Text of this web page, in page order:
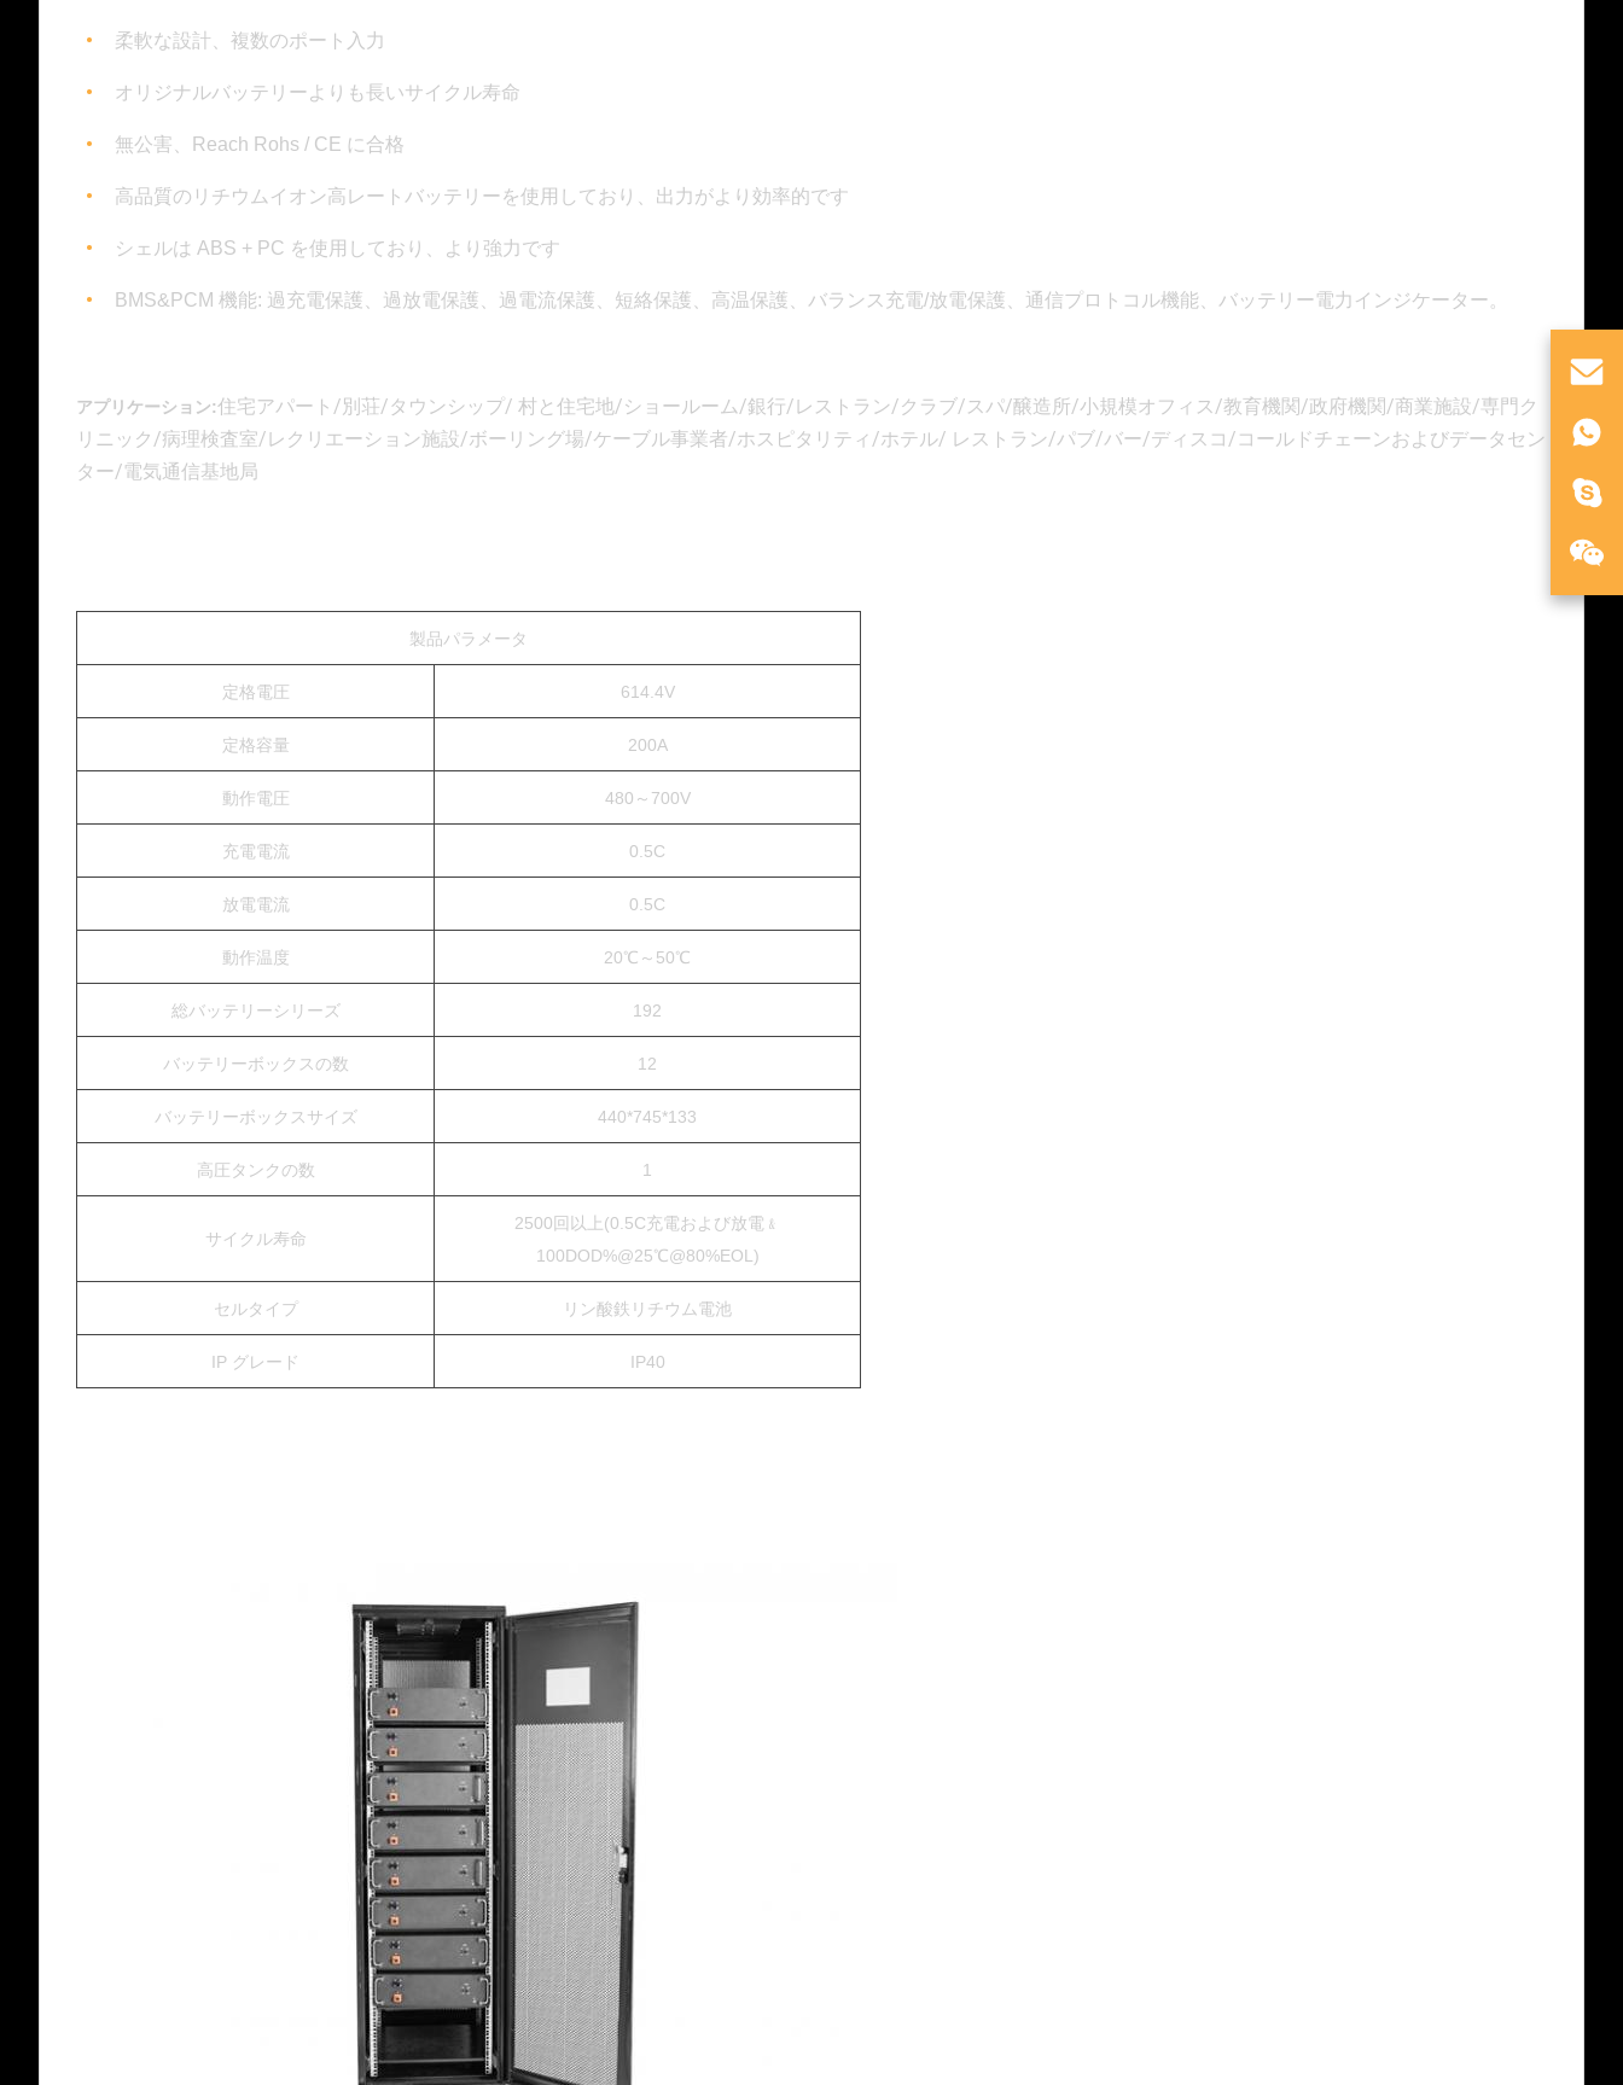
柔軟な設計、複数のポート入力
オリジナルバッテリーよりも長いサイクル寿命
無公害、Reach Rohs / CE に合格
高品質のリチウムイオン高レートバッテリーを使用しており、出力がより効率的です
シェルは ABS + PC を使用しており、より強力です
BMS&PCM 機能: 過充電保護、過放電保護、過電流保護、短絡保護、高温保護、バランス充電/放電保護、通信プロトコル機能、バッテリー電力インジケーター。
アプリケーション:​住宅アパート/別荘/タウンシップ/ 村と住宅地/ショールーム/銀行/レストラン/クラブ/スパ/醸造所/小規模オフィス/教育機関/政府機関/商業施設/専門ク
リニック/病理検査室/レクリエーション施設/ボーリング場/ケーブル事業者/ホスピタリティ/ホテル/ レストラン/パブ/バー/ディスコ/コールドチェーンおよびデータセン
ター/電気通信基地局
製品パラメータ
定格電圧 614.4V
定格容量 200A
動作電圧 480～700V
充電電流 0.5C
放電電流 0.5C
動作温度 20℃～50℃
総バッテリーシリーズ 192
バッテリーボックスの数 12
バッテリーボックスサイズ 440*745*133
高圧タンクの数 1
サイクル寿命
2500回以上(0.5C充電および放電﹠
100DOD%@25℃@80%EOL)
セルタイプ リン酸鉄リチウム電池
IP グレード IP40